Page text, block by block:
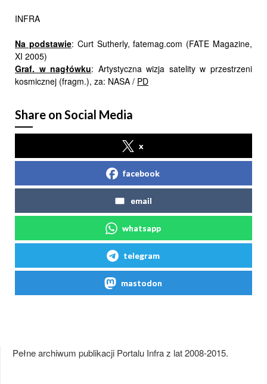
INFRA
Na podstawie: Curt Sutherly, fatemag.com (FATE Magazine,
XI 2005)
Graf. w nagłówku: Artystyczna wizja satelity w przestrzeni
kosmicznej (fragm.), za: NASA / PD
Share on Social Media
x
facebook
email
whatsapp
telegram
mastodon
Pełne archiwum publikacji Portalu Infra z lat 2008-2015.